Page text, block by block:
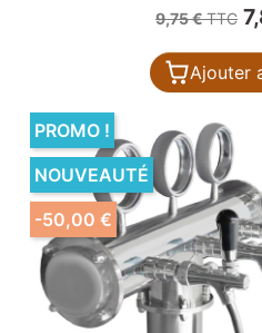
Prix de base
9,75 €TTC
Ajouter
PROMO !
NOUVEAUTÉ
-50,00 €